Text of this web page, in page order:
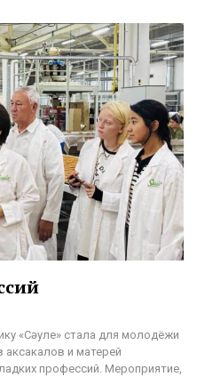
«Сәуле» стала для молодёжи
аксакалов и матерей
профессий. Мероприятие,